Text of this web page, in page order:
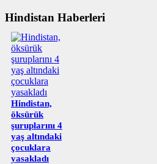
Hindistan Haberleri
Hindistan,
öksürük
şuruplarını 4
yaş altındaki
çocuklara
yasakladı